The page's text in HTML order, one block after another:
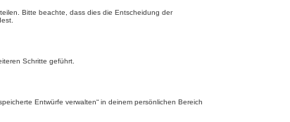
Bitte beachte, dass dies die Entscheidung der
Schritte geführt.
Entwürfe verwalten“ in deinem persönlichen Bereich